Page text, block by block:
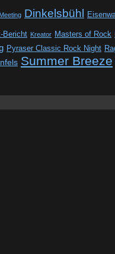
Dinkelsbühl
Bericht Kreator Masters of Rock
Pyraser Classic Rock Night
Summer Breeze